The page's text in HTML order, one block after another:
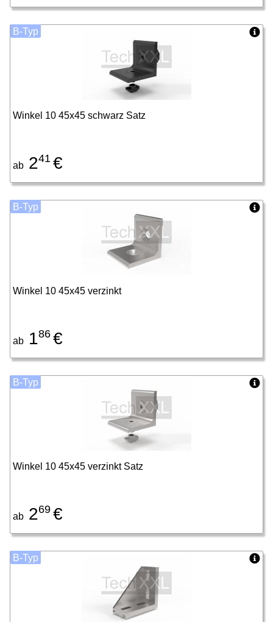
Winkel 10 45x45 schwarz Satz
ab 241 €
B-Typ
Winkel 10 45x45 verzinkt
ab 186 €
B-Typ
Winkel 10 45x45 verzinkt Satz
ab 269 €
B-Typ
B-Typ